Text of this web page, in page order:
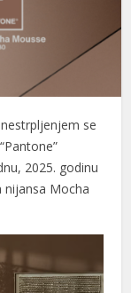
se
2025. godinu
Mocha